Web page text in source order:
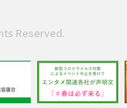
Reserved.